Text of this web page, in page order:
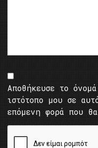
Αποθήκευσε το
ιστότοπο μου σε
επόμενη φορά που